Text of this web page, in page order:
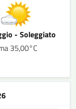
- Soleggiato
35,00°C